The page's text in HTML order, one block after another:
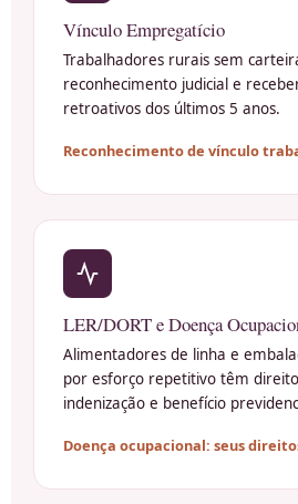
Vínculo Empregatício
Trabalhadores rurais sem
reconhecimento judicial e
retroativos dos últimos 5 anos.
Reconhecimento de vínculo
LER/DORT e Doença
Alimentadores de linha e
por esforço repetitivo têm
indenização e benefício
Doença ocupacional: seus